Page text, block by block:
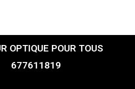
OPTIQUE POUR TOUS
677611819